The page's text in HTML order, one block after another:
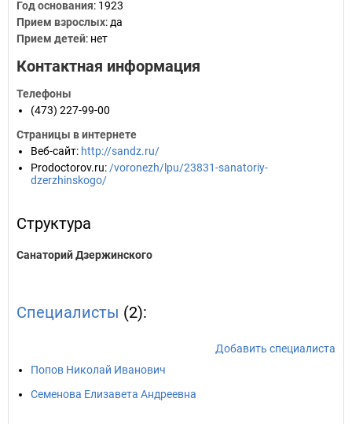
Год основания: 1923
Прием взрослых: да
Прием детей: нет
Контактная информация
Телефоны
(473) 227-99-00
Страницы в интернете
Веб-сайт: http://sandz.ru/
Prodoctorov.ru: /voronezh/lpu/23831-sanatoriy-
dzerzhinskogo/
Структура
Санаторий Дзержинского
Специалисты (2):
Добавить специалиста
Попов Николай Иванович
Семенова Елизавета Андреевна